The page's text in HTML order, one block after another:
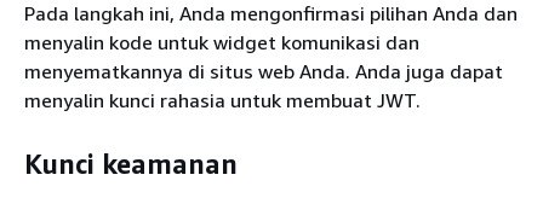
Pada langkah ini, Anda mengonfirmasi pilihan Anda dan
menyalin kode untuk widget komunikasi dan
menyematkannya di situs web Anda. Anda juga dapat
menyalin kunci rahasia untuk membuat JWT.
Kunci keamanan